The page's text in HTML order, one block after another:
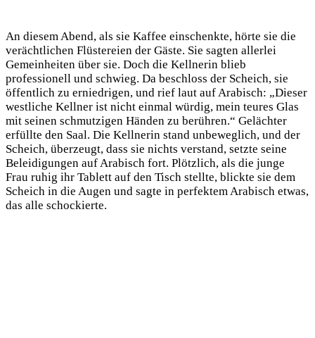
An diesem Abend, als sie Kaffee einschenkte, hörte sie die
verächtlichen Flüstereien der Gäste. Sie sagten allerlei
Gemeinheiten über sie. Doch die Kellnerin blieb
professionell und schwieg. Da beschloss der Scheich, sie
öffentlich zu erniedrigen, und rief laut auf Arabisch: „Dieser
westliche Kellner ist nicht einmal würdig, mein teures Glas
mit seinen schmutzigen Händen zu berühren.“ Gelächter
erfüllte den Saal. Die Kellnerin stand unbeweglich, und der
Scheich, überzeugt, dass sie nichts verstand, setzte seine
Beleidigungen auf Arabisch fort. Plötzlich, als die junge
Frau ruhig ihr Tablett auf den Tisch stellte, blickte sie dem
Scheich in die Augen und sagte in perfektem Arabisch etwas,
das alle schockierte.